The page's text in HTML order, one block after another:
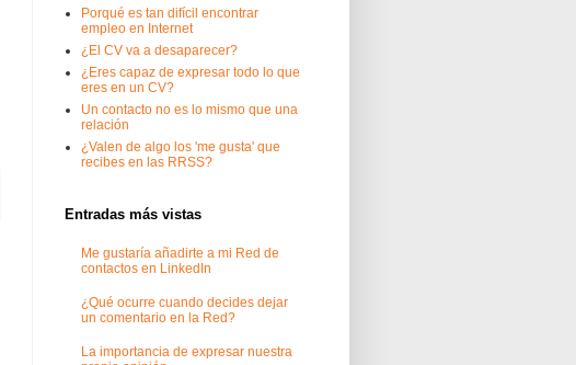
Porqué es tan difícil encontrar
empleo en Internet
¿El CV va a desaparecer?
¿Eres capaz de expresar todo lo que
eres en un CV?
Un contacto no es lo mismo que una
relación
¿Valen de algo los 'me gusta' que
recibes en las RRSS?
Entradas más vistas
Me gustaría añadirte a mi Red de
contactos en LinkedIn
¿Qué ocurre cuando decides dejar
un comentario en la Red?
La importancia de expresar nuestra